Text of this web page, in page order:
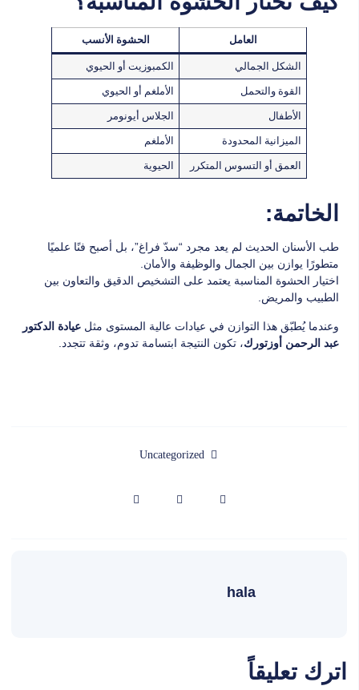
العامل الحشوة الأنسب
الشكل الجمالي الكمبوزيت أو الحيوي
القوة والتحمل الأملغم أو الحيوي
الأطفال الجلاس أيونومر
الميزانية المحدودة الأملغم
العمق أو التسوس المتكرر الحيوية
الخاتمة:
طب الأسنان الحديث لم يعد مجرد “سدّ فراغ”، بل أصبح فنًا علميًا
متطورًا يوازن بين الجمال والوظيفة والأمان.
اختيار الحشوة المناسبة يعتمد على التشخيص الدقيق والتعاون بين
الطبيب والمريض.
وعندما يُطبّق هذا التوازن في عيادات عالية المستوى مثل عيادة الدكتور
عبد الرحمن أوزتورك، تكون النتيجة ابتسامة تدوم، وثقة تتجدد.
Uncategorized
hala
اترك تعليقاً